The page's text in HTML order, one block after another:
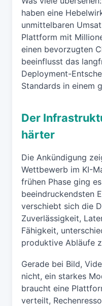
haben eine
unmittelbaren
Plattform mit
einen bevorzugten
beeinflusst das
Deployment-
Standards in einem
Der
härter
Die Ankündigung
Wettbewerb im KI-
frühen Phase ging
beeindruckendsten
verschiebt sich die
Zuverlässigkeit,
Fähigkeit,
produktive Abläufe
Gerade bei Bild,
nicht, ein starkes
braucht eine
verteilt,